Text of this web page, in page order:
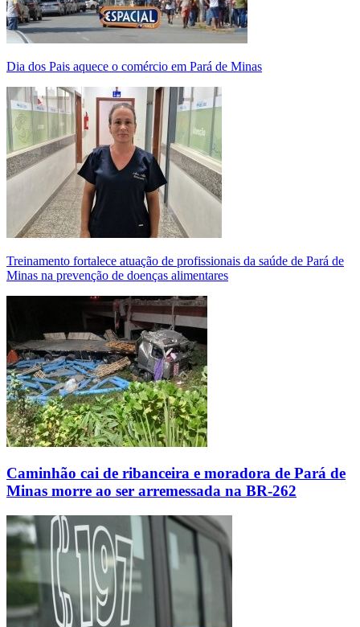
Dia dos Pais aquece o comércio em Pará de Minas
Treinamento fortalece atuação de profissionais da saúde de Pará de
Minas na prevenção de doenças alimentares
Caminhão cai de ribanceira e moradora de Pará de
Minas morre ao ser arremessada na BR-262